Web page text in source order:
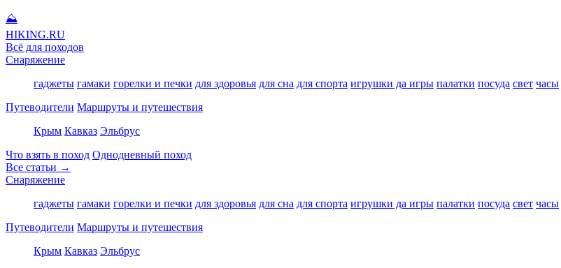
⛰
HIKING.RU
Всё для походов
Снаряжение
гаджеты гамаки горелки и печки для здоровья для сна для спорта игрушки да игры палатки посуда свет часы
Путеводители Маршруты и путешествия
Крым Кавказ Эльбрус
Что взять в поход Однодневный поход
Все статьи →
Снаряжение
гаджеты гамаки горелки и печки для здоровья для сна для спорта игрушки да игры палатки посуда свет часы
Путеводители Маршруты и путешествия
Крым Кавказ Эльбрус